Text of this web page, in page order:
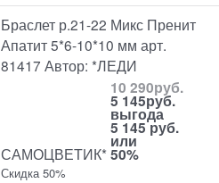
Браслет р.21-22 Микс Пренит
Апатит 5*6-10*10 мм арт.
81417 Автор: *ЛЕДИ
САМОЦВЕТИК*
10 290руб.
5 145руб.
выгода
5 145 руб.
или
50%
Скидка 50%